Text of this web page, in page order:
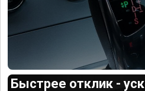
Быстрее отклик -